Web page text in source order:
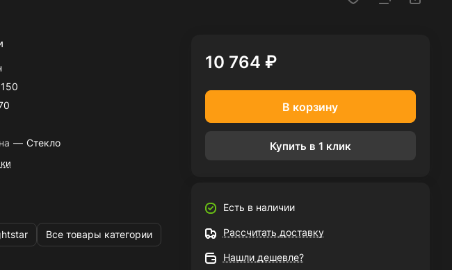
150
— Стекло
Все товары категории
10 764 ₽
В корзину
Купить в 1 клик
Есть в наличии
Рассчитать доставку
Нашли дешевле?